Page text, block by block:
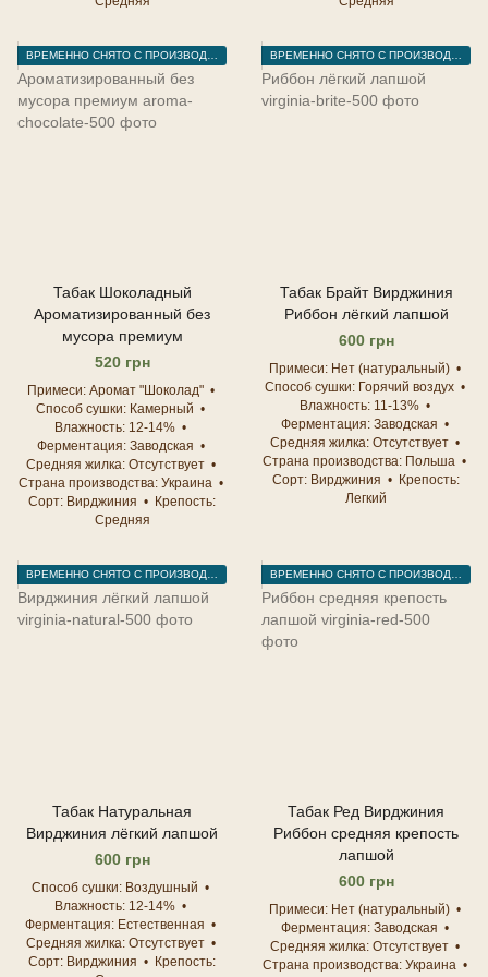
Табак Шоколадный
Ароматизированный без
мусора премиум
520 грн
Примеси Аромат "Шоколад"
Способ сушки
Камерный
Влажность 12-14%
Ферментация Заводская
Средняя жилка Отсутствует
Страна производства Украина
Сорт Вирджиния
Крепость
Средняя
Табак Брайт Вирджиния
Риббон лёгкий лапшой
600 грн
Примеси
Нет (натуральный)
Способ сушки
Горячий воздух
Влажность 11-13%
Ферментация Заводская
Средняя жилка Отсутствует
Страна производства Польша
Сорт Вирджиния
Крепость
Легкий
Табак Натуральная
Вирджиния лёгкий лапшой
600 грн
Способ сушки
Воздушный
Влажность 12-14%
Ферментация
Естественная
Средняя жилка Отсутствует
Сорт Вирджиния
Крепость
Табак Ред Вирджиния
Риббон средняя крепость
лапшой
600 грн
Примеси
Нет (натуральный)
Ферментация Заводская
Средняя жилка Отсутствует
Страна производства Украина